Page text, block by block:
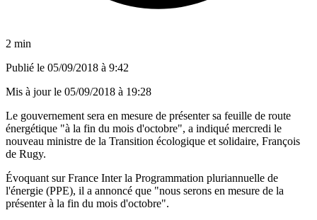
2 min
Publié le 05/09/2018 à 9:42
Mis à jour le 05/09/2018 à 19:28
Le gouvernement sera en mesure de présenter sa feuille de route
énergétique "à la fin du mois d'octobre", a indiqué mercredi le
nouveau ministre de la Transition écologique et solidaire, François
de Rugy.
Évoquant sur France Inter la Programmation pluriannuelle de
l'énergie (PPE), il a annoncé que "nous serons en mesure de la
présenter à la fin du mois d'octobre".